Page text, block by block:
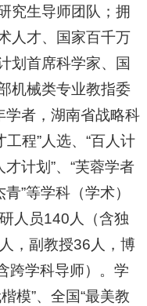
究生导师团队；拥
人才、国家百千万
划首席科学家、国
机械类专业教指委
学者，湖南省战略科
工程”人选、“百人计
计划”、“芙蓉学者
”等学科（学术）
人员140人（含独
，副教授36人，博
跨学科导师）。学
模”、全国“最美教